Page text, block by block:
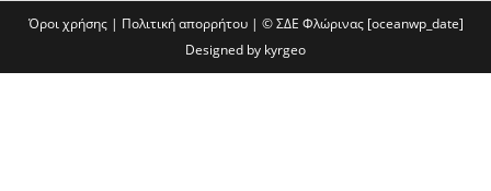
Όροι χρήσης| Πολιτική απορρήτου| ©ΣΔΕ Φλώρινας [oceanwp_date]
Designed by kyrgeo